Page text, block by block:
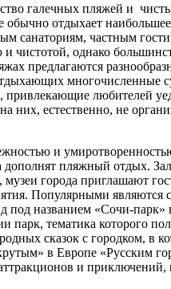
галечных пляжей и
отдыхает
санаториям, частным
чистотой, однако
предлагаются
многочисленные
любителей
естественно, не
и
дополнят пляжный отдых.
города приглашают
Популярными являются
под названием «Сочи-парк»
парк, тематика которого
сказок с городком, в
в Европе «Русским
и приключений,